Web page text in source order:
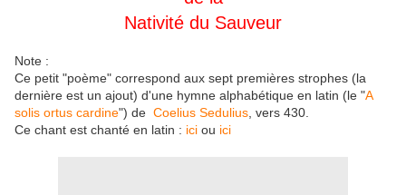
Nativité du Sauveur
Note :
Ce petit "poème" correspond aux sept premières strophes (la
dernière est un ajout) d'une hymne alphabétique en latin (le "A
solis ortus cardine") de Coelius Sedulius , vers 430.
Ce chant est chanté en latin : ici ou ici